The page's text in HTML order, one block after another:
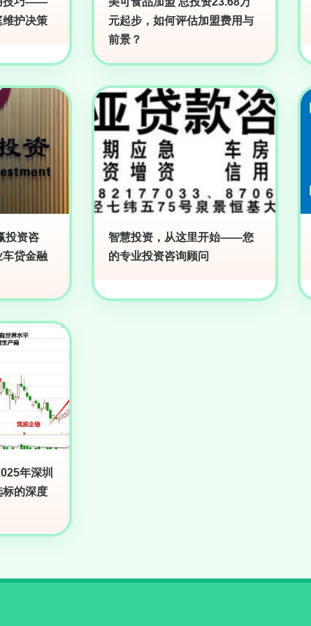
维护决策
元起步，如何评估加盟费用与
前景？
投资咨
车贷金融
智慧投资，从这里开始——您
的专业投资咨询顾问
年深圳
标的深度